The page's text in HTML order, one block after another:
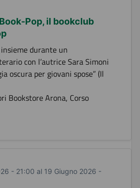
Pop, il bookclub
durante un
con l’autrice Sara Simoni
oscura per giovani spose” (Il
Bookstore Arona, Corso
- 21:00 al 19 Giugno 2026 -